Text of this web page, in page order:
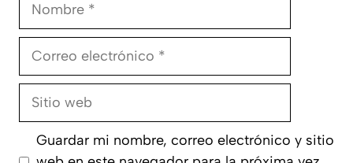
Correo
Sitio
Guardar mi nombre, correo electrónico y sitio